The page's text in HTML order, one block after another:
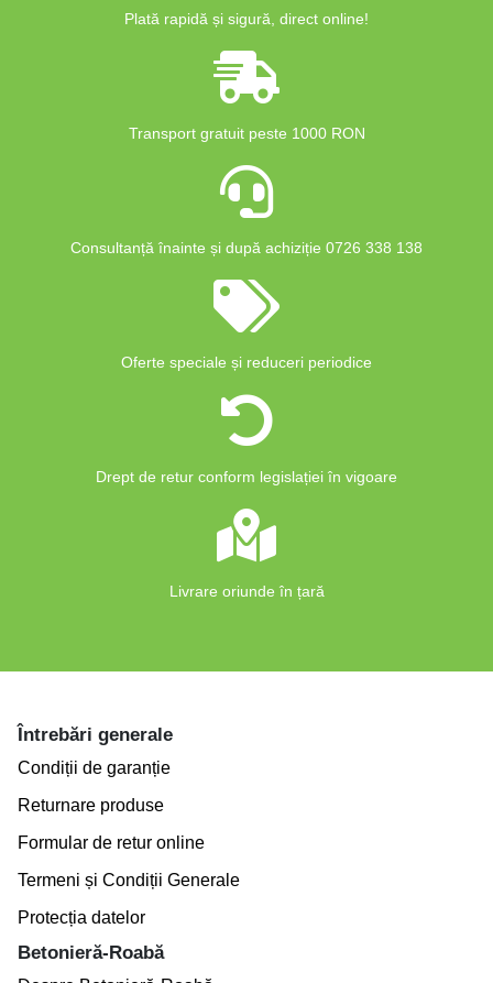
Plată rapidă și sigură, direct online!
Transport gratuit peste 1000 RON
Consultanță înainte și după achiziție 0726 338 138
Oferte speciale și reduceri periodice
Drept de retur conform legislației în vigoare
Livrare oriunde în țară
Întrebări generale
Condiții de garanție
Returnare produse
Formular de retur online
Termeni și Condiții Generale
Protecția datelor
Betonieră-Roabă